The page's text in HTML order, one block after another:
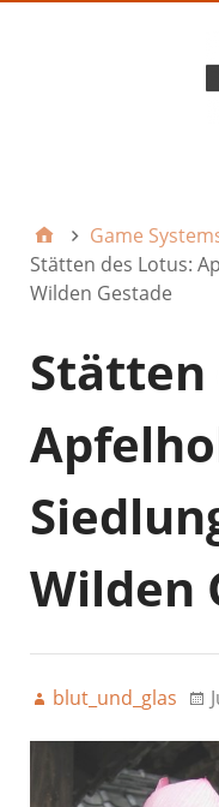
Game
Stätten des Lotus:
Wilden Gestade
Stätten
Wilden
blut_und_glas